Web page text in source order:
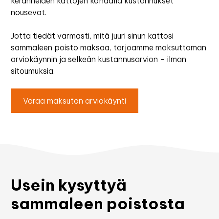
nousevat.
Jotta tiedät varmasti, mitä juuri sinun kattosi
sammaleen poisto maksaa, tarjoamme maksuttoman
arviokäynnin ja selkeän kustannusarvion – ilman
sitoumuksia.
Varaa maksuton arviokäynti
Usein kysyttyä
sammaleen poistosta